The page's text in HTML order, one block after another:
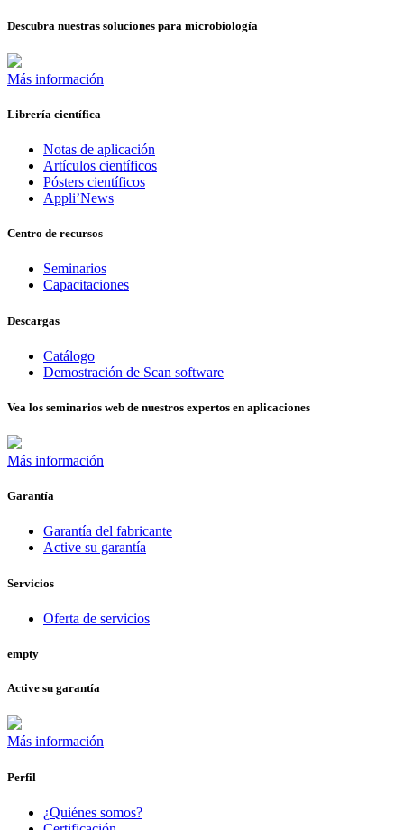
Descubra nuestras soluciones para microbiología
Más información
Librería científica
Notas de aplicación
Artículos científicos
Pósters científicos
Appli’News
Centro de recursos
Seminarios
Capacitaciones
Descargas
Catálogo
Demostración de Scan software
Vea los seminarios web de nuestros expertos en aplicaciones
Más información
Garantía
Garantía del fabricante
Active su garantía
Servicios
Oferta de servicios
empty
Active su garantía
Más información
Perfil
¿Quiénes somos?